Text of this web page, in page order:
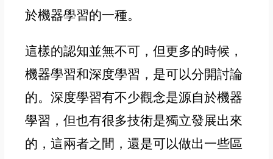
於機器學習的一種。
這樣的認知並無不可 ，但更多的時候 ，
機器學習和深度學習 ， 是可以分開討論
的。深度學習有不少觀念是源自於機器
學習 ，但也有很多技術是獨立發展出來
的 ，這兩者之間 ，還是可以做出一些區